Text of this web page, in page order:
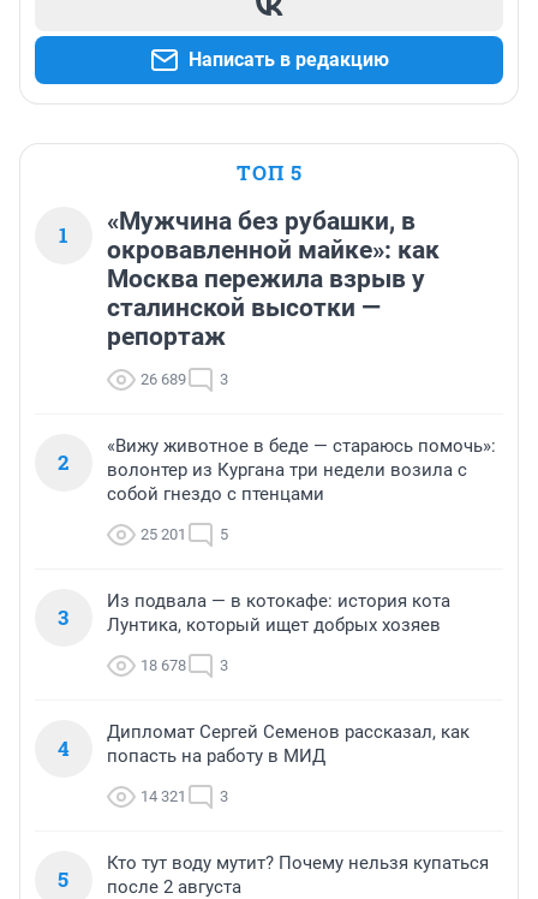
Написать в редакцию
ТОП 5
1
«Мужчина без рубашки, в
окровавленной майке»: как
Москва пережила взрыв у
сталинской высотки —
репортаж
26 689 3
2
«Вижу животное в беде — стараюсь помочь»:
волонтер из Кургана три недели возила с
собой гнездо с птенцами
25 201 5
3
Из подвала — в котокафе: история кота
Лунтика, который ищет добрых хозяев
18 678 3
4
Дипломат Сергей Семенов рассказал, как
попасть на работу в МИД
14 321 3
5
Кто тут воду мутит? Почему нельзя купаться
после 2 августа